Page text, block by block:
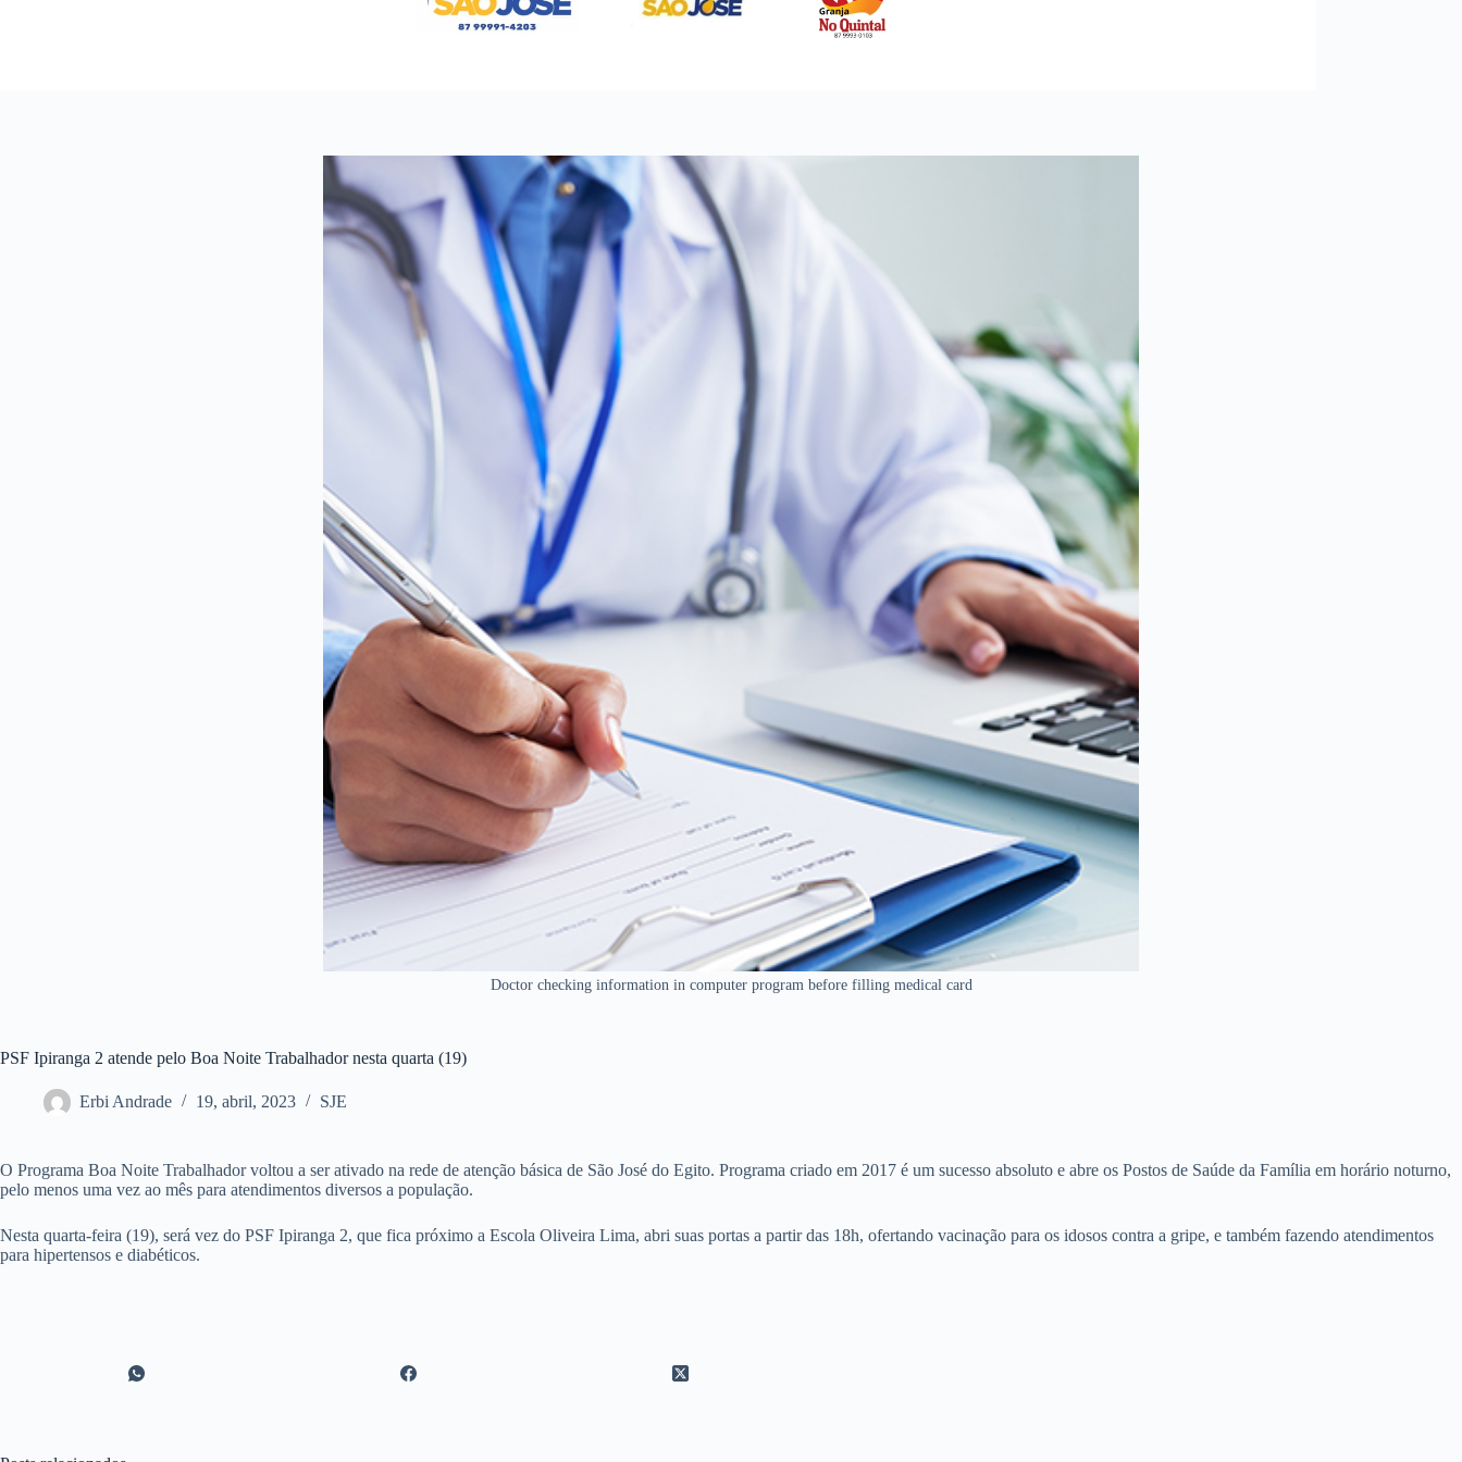
Doctor checking information in computer program before filling medical card
PSF Ipiranga 2 atende pelo Boa Noite Trabalhador nesta quarta (19)
Erbi Andrade 19, abril, 2023 SJE
O Programa Boa Noite Trabalhador voltou a ser ativado na rede de atenção básica de São José do Egito. Programa criado em 2017 é um sucesso absoluto e abre os Postos de Saúde da Família em horário noturno,
pelo menos uma vez ao mês para atendimentos diversos a população.
Nesta quarta-feira (19), será vez do PSF Ipiranga 2, que fica próximo a Escola Oliveira Lima, abri suas portas a partir das 18h, ofertando vacinação para os idosos contra a gripe, e também fazendo atendimentos
para hipertensos e diabéticos.